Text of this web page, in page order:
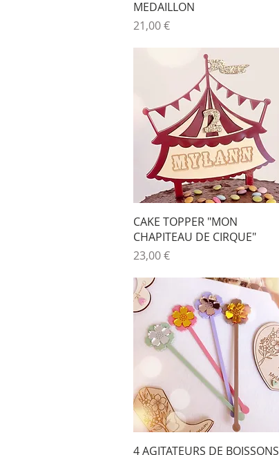
MEDAILLON
Prix
21,00 €
Aperçu rapide
CAKE TOPPER "MON
CHAPITEAU DE CIRQUE"
Prix
23,00 €
Aperçu rapide
4 AGITATEURS DE BOISSONS